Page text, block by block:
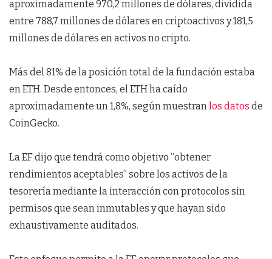
aproximadamente 970,2 millones de dólares, dividida
entre 788,7 millones de dólares en criptoactivos y 181,5
millones de dólares en activos no cripto.
Más del 81% de la posición total de la fundación estaba
en ETH. Desde entonces, el ETH ha caído
aproximadamente un 1,8%, según muestranlos datos de
CoinGecko.
La EF dijo que tendrá como objetivo “obtener
rendimientos aceptables” sobre los activos de la
tesorería mediante la interacción con protocolos sin
permisos que sean inmutables y que hayan sido
exhaustivamente auditados.